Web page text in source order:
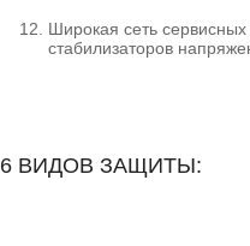
Широкая сеть
стабилизаторов
6 ВИДОВ ЗАЩИТЫ: